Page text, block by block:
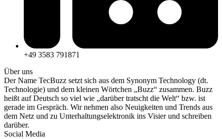
+49 3583 791871
Über uns
Der Name TecBuzz setzt sich aus dem Synonym Technology (dt.
Technologie) und dem kleinen Wörtchen „Buzz“ zusammen. Buzz
heißt auf Deutsch so viel wie „darüber tratscht die Welt“ bzw. ist
gerade im Gespräch. Wir nehmen also Neuigkeiten und Trends aus
dem Netz und zu Unterhaltungselektronik ins Visier und schreiben
darüber.
Social Media